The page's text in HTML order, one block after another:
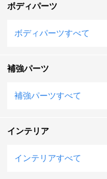
ボディパーツ
ボディパーツすべて
補強パーツ
補強パーツすべて
インテリア
インテリアすべて